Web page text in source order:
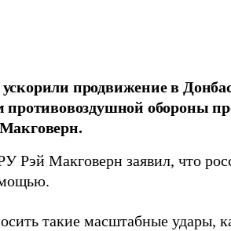
продвижение в
противовоздушной обороны
Рэй Макговерн заявил, что
такие масштабные удары,